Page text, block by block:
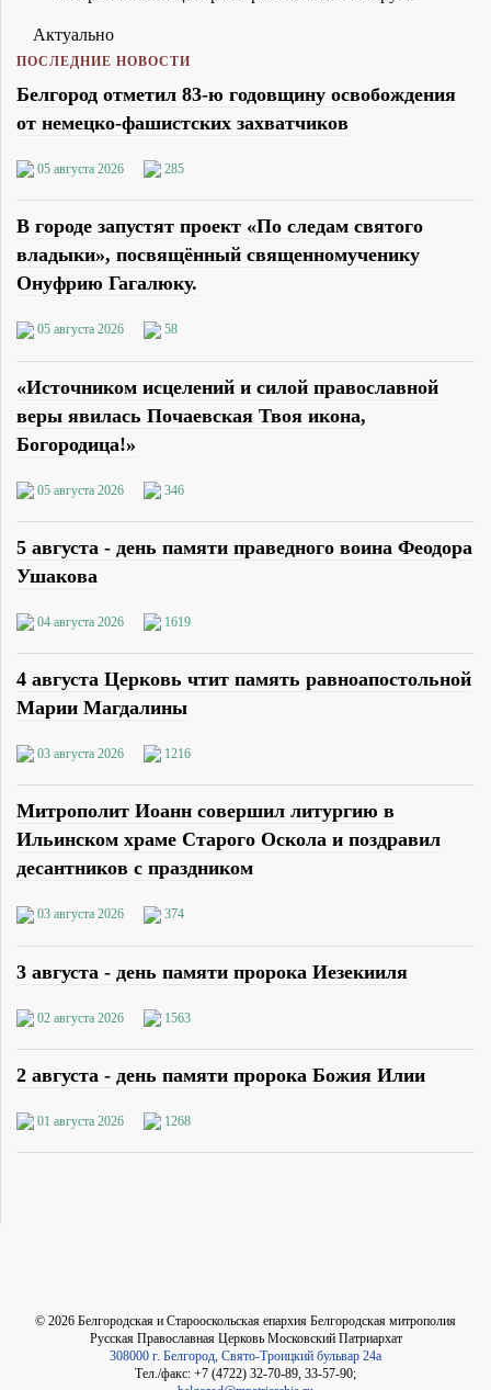
Актуально
ПОСЛЕДНИЕ НОВОСТИ
Белгород отметил 83-ю годовщину освобождения
от немецко-фашистских захватчиков
05 августа 2026 285
В городе запустят проект «По следам святого
владыки», посвящённый священномученику
Онуфрию Гагалюку.
05 августа 2026 58
«Источником исцелений и силой православной
веры явилась Почаевская Твоя икона,
Богородица!»
05 августа 2026 346
5 августа - день памяти праведного воина Феодора
Ушакова
04 августа 2026 1619
4 августа Церковь чтит память равноапостольной
Марии Магдалины
03 августа 2026 1216
Митрополит Иоанн совершил литургию в
Ильинском храме Старого Оскола и поздравил
десантников с праздником
03 августа 2026 374
3 августа - день памяти пророка Иезекииля
02 августа 2026 1563
2 августа - день памяти пророка Божия Илии
01 августа 2026 1268
© 2026 Белгородская и Старооскольская епархия Белгородская митрополия
Русская Православная Церковь Московский Патриархат
308000 г. Белгород, Свято-Троицкий бульвар 24а
Тел./факс: +7 (4722) 32-70-89, 33-57-90;